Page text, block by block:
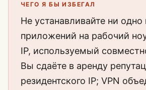
ЧЕГО Я БЫ ИЗБЕГАЛ
Не устанавливайте ни одно
приложений на рабочий
IP, используемый
Вы сдаёте в аренду
резидентского IP; VPN